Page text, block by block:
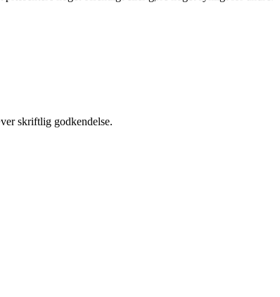
skriftlig godkendelse.